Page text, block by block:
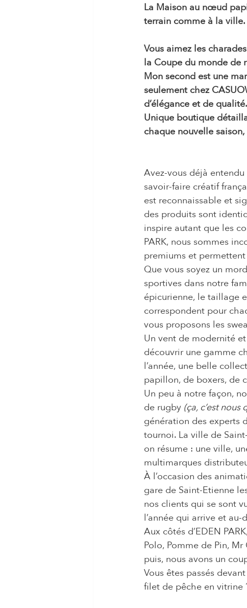
La Maison au nœud
terrain comme à la ville.
Vous aimez les
la Coupe du monde de
Mon second est une
seulement chez
d’élégance et de
Unique boutique
chaque nouvelle
Avez-vous déjà
savoir-faire créatif
est reconnaissable et
des produits sont
inspire autant que les
PARK, nous sommes
premiums et
Que vous soyez un
sportives dans notre
épicurienne, le taillage
correspondent pour
vous proposons les
Un vent de modernité
découvrir une gamme
l’année, une belle
papillon, de boxers, de
Un peu à notre façon,
de rugby (ça, c’est nous
génération des experts
tournoi. La ville de
on résume : une ville,
multimarques
À l’occasion des
gare de Saint-Etienne
nos clients qui se sont
l’année qui arrive et
Aux côtés d’EDEN
Polo, Pomme de Pin,
puis, nous avons un
Vous êtes passés
filet de pêche en vitrine